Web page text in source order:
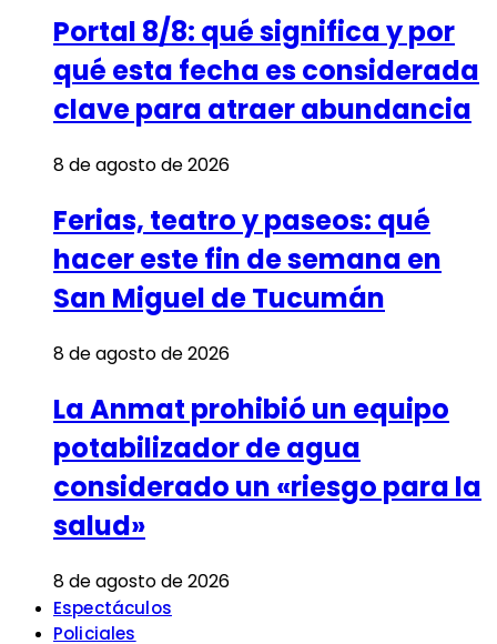
Portal 8/8: qué significa y por
qué esta fecha es considerada
clave para atraer abundancia
8 de agosto de 2026
Ferias, teatro y paseos: qué
hacer este fin de semana en
San Miguel de Tucumán
8 de agosto de 2026
La Anmat prohibió un equipo
potabilizador de agua
considerado un «riesgo para la
salud»
8 de agosto de 2026
Espectáculos
Policiales